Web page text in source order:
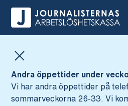
Andra öppettider under
Vi har andra öppettider på
sommarveckorna 26-33. Vi